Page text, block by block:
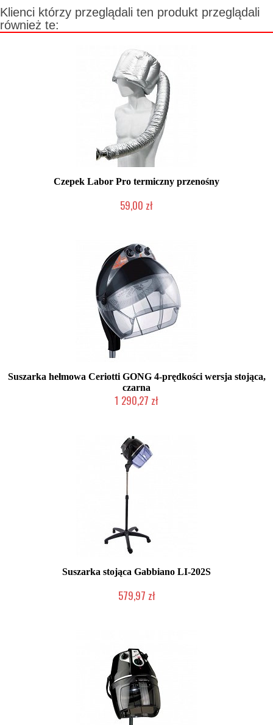
Klienci którzy przeglądali ten produkt przeglądali
również te:
Czepek Labor Pro termiczny przenośny
59,00 zł
Suszarka hełmowa Ceriotti GONG 4-prędkości wersja stojąca,
czarna
1 290,27 zł
Suszarka stojąca Gabbiano LI-202S
579,97 zł